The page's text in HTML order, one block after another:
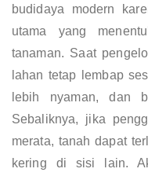
budidaya modern
utama yang
tanaman. Saat
lahan tetap lembap
lebih nyaman, dan
Sebaliknya, jika
merata, tanah dapat
kering di sisi lain.